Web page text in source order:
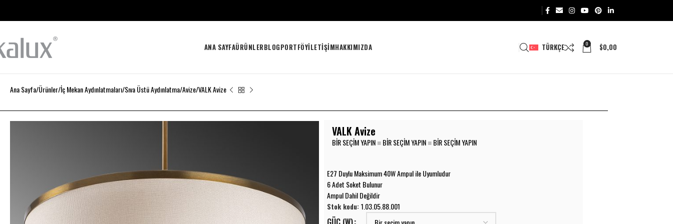
ANA SAYFAÜRÜNLERBLOGPORTFÖYİLETIŞIMHAKKIMIZDA TÜRKÇE 0 $0,00
Ana Sayfa Ürünler İç Mekan Aydınlatmaları Sıva Üstü Aydınlatma Avize VALK Avize
VALK Avize
BIR SEÇIM YAPIN■BIR SEÇIM YAPIN■BIR SEÇIM YAPIN
E27 Duylu Maksimum 40W Ampul ile Uyumludur
6 Adet Soket Bulunur
Ampul Dahil Değildir
Stok kodu:1.03.05.88.001